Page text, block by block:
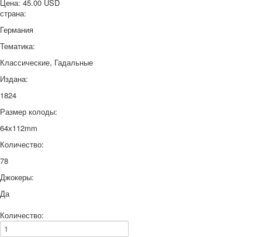
Цена: 45.00 USD
страна:
Германия
Тематика:
Классические, Гадальные
Издана:
1824
Размер колоды:
64х112mm
Количество:
78
Джокеры:
Да
Количество: